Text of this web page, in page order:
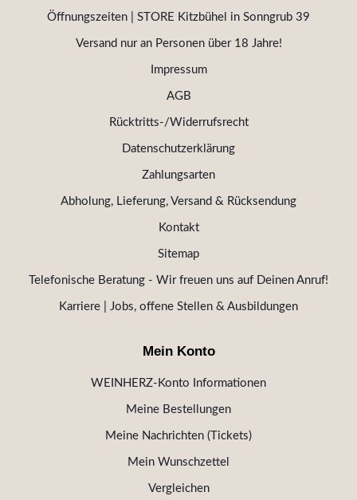
Öffnungszeiten | STORE Kitzbühel in Sonngrub 39
Versand nur an Personen über 18 Jahre!
Impressum
AGB
Rücktritts-/Widerrufsrecht
Datenschutzerklärung
Zahlungsarten
Abholung, Lieferung, Versand & Rücksendung
Kontakt
Sitemap
Telefonische Beratung - Wir freuen uns auf Deinen Anruf!
Karriere | Jobs, offene Stellen & Ausbildungen
Mein Konto
WEINHERZ-Konto Informationen
Meine Bestellungen
Meine Nachrichten (Tickets)
Mein Wunschzettel
Vergleichen